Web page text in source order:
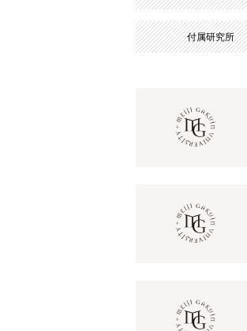
付属研究所